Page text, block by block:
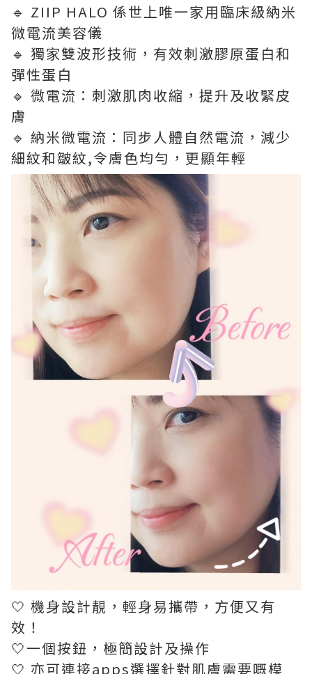
🔹 ZIIP HALO 係世上唯一家用臨床級納米
微電流美容儀
🔹 獨家雙波形技術，有效刺激膠原蛋白和
彈性蛋白
🔹 微電流：刺激肌肉收縮，提升及收緊皮
膚
🔹 納米微電流：同步人體自然電流，減少
細紋和皺紋,令膚色均勻，更顯年輕
🤍 機身設計靚，輕身易攜帶，方便又有
效！
🤍一個按鈕，極簡設計及操作
🤍 亦可連接apps選擇針對肌膚需要嘅模